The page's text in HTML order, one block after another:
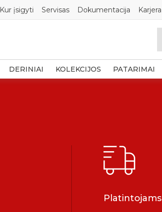
Kur įsigyti Servisas Dokumentacija Karjera
DERINIAI KOLEKCIJOS PATARIMAI
Platintojams